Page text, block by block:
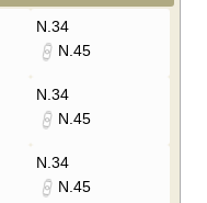
N.34
N.45
N.34
N.45
N.34
N.45